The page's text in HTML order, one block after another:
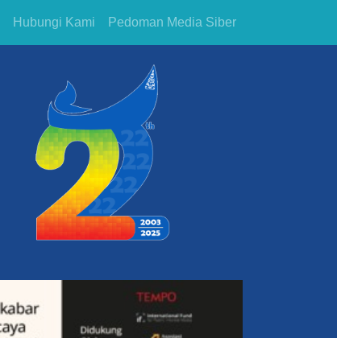
Hubungi Kami Pedoman Media Siber